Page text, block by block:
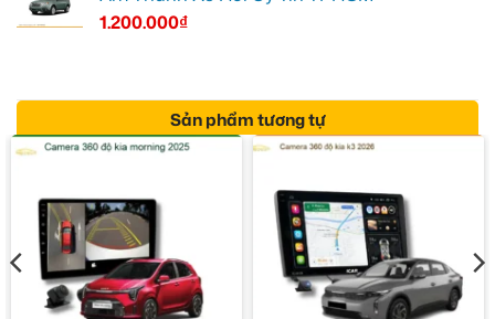
1.200.000₫
Sản phẩm tương tự